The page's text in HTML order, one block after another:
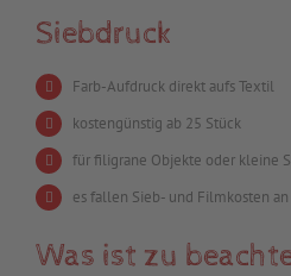
Siebdruck
Farb-Aufdruck direkt aufs Textil
kostengünstig ab 25 Stück
für filigrane Objekte oder kleine
es fallen Sieb- und Filmkosten an
Was ist zu